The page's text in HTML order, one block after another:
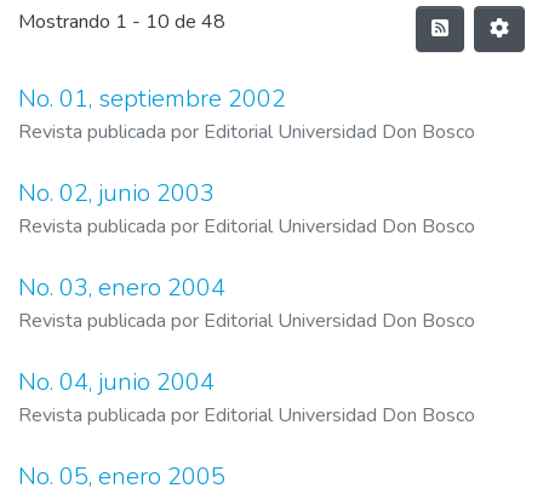
Mostrando 1 - 10 de 48
No. 01, septiembre 2002
Revista publicada por Editorial Universidad Don Bosco
No. 02, junio 2003
Revista publicada por Editorial Universidad Don Bosco
No. 03, enero 2004
Revista publicada por Editorial Universidad Don Bosco
No. 04, junio 2004
Revista publicada por Editorial Universidad Don Bosco
No. 05, enero 2005